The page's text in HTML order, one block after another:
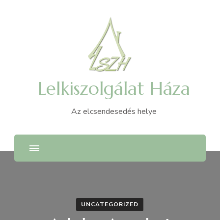
Lelkiszolgálat Háza
Az elcsendesedés helye
UNCATEGORIZED